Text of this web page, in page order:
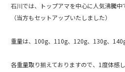
石川では、トップアマを中心に人気沸騰中
（当方もセットアップいたしました）
重量は、100g、110g、120g、130g、
各重量取り揃えておりますので、1度体感